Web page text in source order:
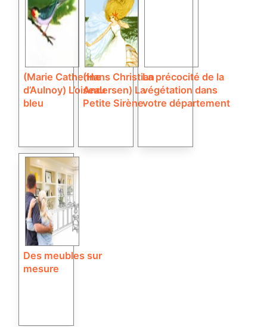
(Marie Catherine
d’Aulnoy) L’oiseau
bleu
(Hans Christian
Andersen) La
Petite Sirène
La précocité de la
végétation dans
votre département
Des meubles sur
mesure